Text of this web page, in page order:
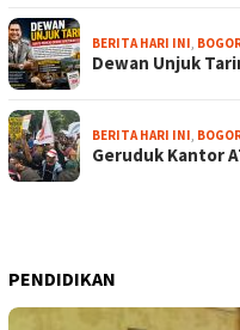
BERITA HARI INI,
Dewan Unjuk
BERITA HARI INI,
Geruduk Kantor
PENDIDIKAN